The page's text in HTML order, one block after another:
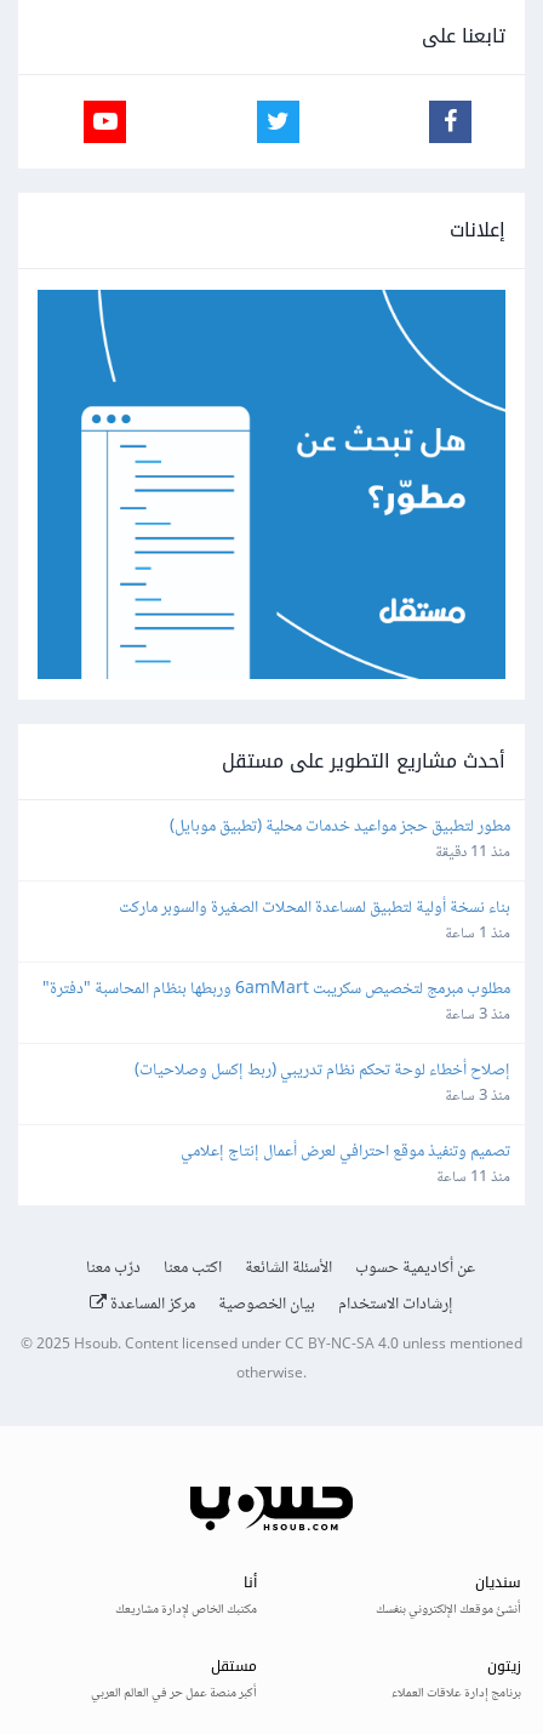
تابعنا على
إعلانات
أحدث مشاريع التطوير على مستقل
مطور لتطبيق حجز مواعيد خدمات محلية (تطبيق موبايل)
منذ 11 دقيقة
بناء نسخة أولية لتطبيق لمساعدة المحلات الصغيرة والسوبر ماركت
منذ 1 ساعة
وبوابات الدفع في مصر
منذ 3 ساعة
إصلاح أخطاء لوحة تحكم نظام تدريبي (ربط إكسل وصلاحيات)
منذ 3 ساعة
تصميم وتنفيذ موقع احترافي لعرض أعمال إنتاج إعلامي
منذ 11 ساعة
عن أكاديمية حسوب الأسئلة الشائعة اكتب معنا
درّب معنا
إرشادات الاستخدام
بيان الخصوصية مركز المساعدة
© 2025 Hsoub.Content licensed underCC BY-NC-SA 4.0unless mentioned
otherwise.